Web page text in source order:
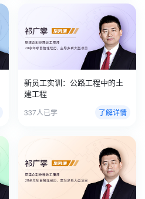
新员工实训：公路工程中的土
建工程
337人已学 了解详情